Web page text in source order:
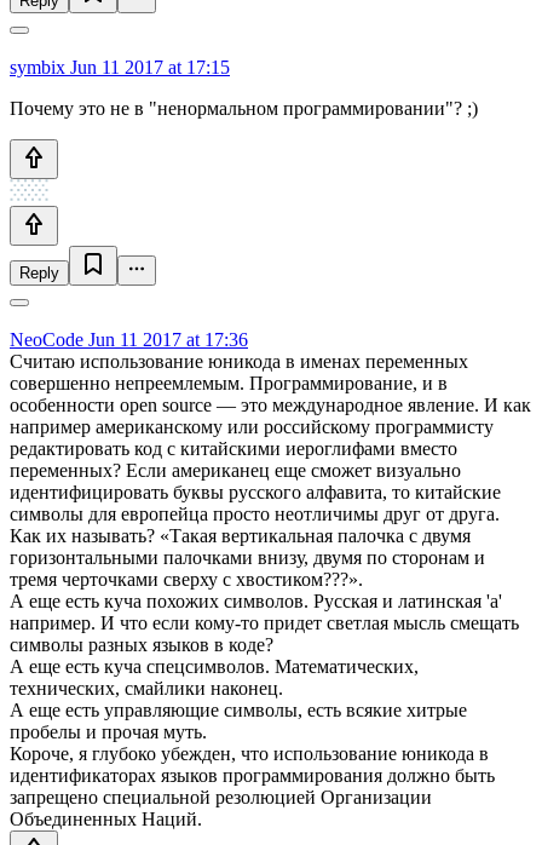
symbix Jun 11 2017 at 17:15
Почему это не в "ненормальном программировании"? ;)
Reply
NeoCode Jun 11 2017 at 17:36
Считаю использование юникода в именах переменных
совершенно непреемлемым. Программирование, и в
особенности open source — это международное явление. И как
например американскому или российскому программисту
редактировать код с китайскими иероглифами вместо
переменных? Если американец еще сможет визуально
идентифицировать буквы русского алфавита, то китайские
символы для европейца просто неотличимы друг от друга.
Как их называть? «Такая вертикальная палочка с двумя
горизонтальными палочками внизу, двумя по сторонам и
тремя черточками сверху с хвостиком???».
А еще есть куча похожих символов. Русская и латинская 'a'
например. И что если кому-то придет светлая мысль смещать
символы разных языков в коде?
А еще есть куча спецсимволов. Математических,
технических, смайлики наконец.
А еще есть управляющие символы, есть всякие хитрые
пробелы и прочая муть.
Короче, я глубоко убежден, что использование юникода в
идентификаторах языков программирования должно быть
запрещено специальной резолюцией Организации
Объединенных Наций.